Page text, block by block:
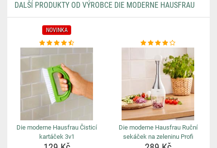
DALŠÍ PRODUKTY OD VÝROBCE DIE MODERNE HAUSFRAU
NOVINKA
Die moderne Hausfrau Čisticí
kartáček 3v1
Die moderne Hausfrau Ruční
sekáček na zeleninu Profi